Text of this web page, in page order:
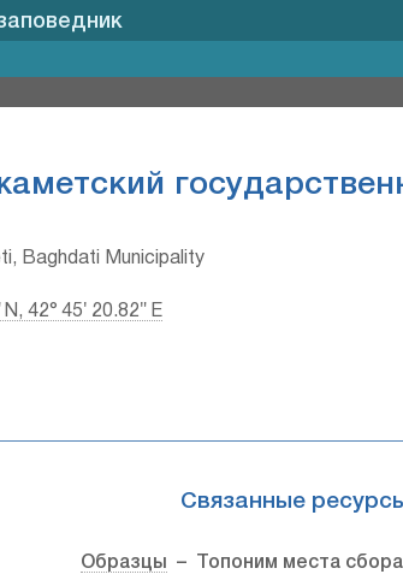
Baghdati Municipality
N, 42° 45′ 20.82″ E
Связанные
Образцы – Топоним места